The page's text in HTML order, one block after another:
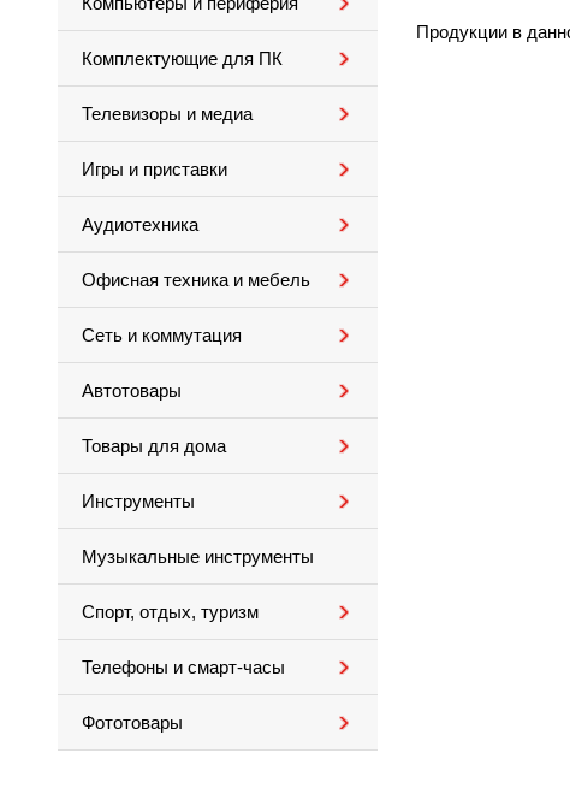
Комплектующие для ПК
Телевизоры и медиа
Игры и приставки
Аудиотехника
Офисная техника и мебель
Сеть и коммутация
Автотовары
Товары для дома
Инструменты
Музыкальные инструменты
Спорт, отдых, туризм
Телефоны и смарт-часы
Фототовары
Продукции в